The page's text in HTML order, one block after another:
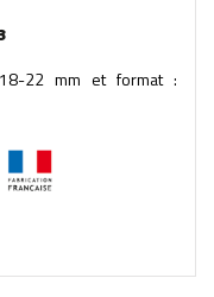
22 mm et format :